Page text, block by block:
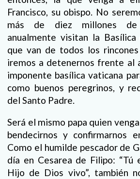
Francisco, su obispo. No
más de diez millones de
anualmente visitan la
que van de todos los
iremos a detenernos frente al
imponente basílica vaticana
como buenos peregrinos, y
del Santo Padre.
Será el mismo papa quien
bendecirnos y confirmarnos
Como el humilde pescador de
día en Cesarea de Filipo: “Tú
Hijo de Dios vivo”, también